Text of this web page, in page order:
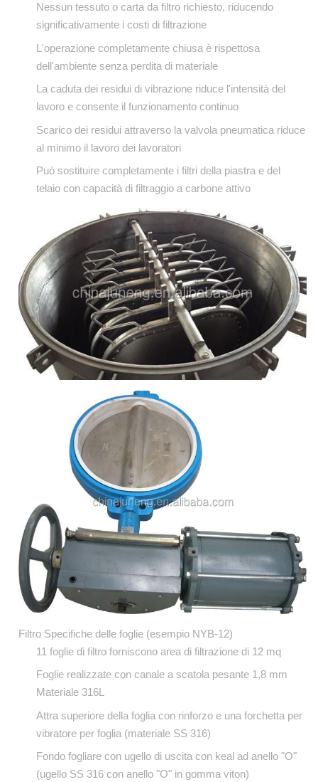
Nessun tessuto o carta da filtro richiesto, riducendo
significativamente i costi di filtrazione
L'operazione completamente chiusa è rispettosa
dell'ambiente senza perdita di materiale
La caduta dei residui di vibrazione riduce l'intensità del
lavoro e consente il funzionamento continuo
Scarico dei residui attraverso la valvola pneumatica riduce
al minimo il lavoro dei lavoratori
Può sostituire completamente i filtri della piastra e del
telaio con capacità di filtraggio a carbone attivo
Filtro Specifiche delle foglie (esempio NYB-12)
11 foglie di filtro forniscono area di filtrazione di 12 mq
Foglie realizzate con canale a scatola pesante 1,8 mm
Materiale 316L
Attra superiore della foglia con rinforzo e una forchetta per
vibratore per foglia (materiale SS 316)
Fondo fogliare con ugello di uscita con keal ad anello "O"
(ugello SS 316 con anello "O" in gomma viton)